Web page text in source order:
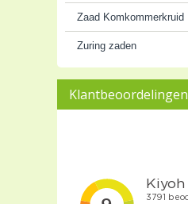
Zaad Komkommerkruid
Zuring zaden
Klantbeoordelingen